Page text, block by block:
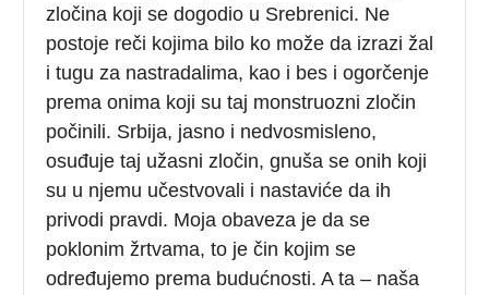
zločina koji se dogodio u Srebrenici. Ne
postoje reči kojima bilo ko može da izrazi žal
i tugu za nastradalima, kao i bes i ogorčenje
prema onima koji su taj monstruozni zločin
počinili. Srbija, jasno i nedvosmisleno,
osuđuje taj užasni zločin, gnuša se onih koji
su u njemu učestvovali i nastaviće da ih
privodi pravdi. Moja obaveza je da se
poklonim žrtvama, to je čin kojim se
određujemo prema budućnosti. A ta – naša